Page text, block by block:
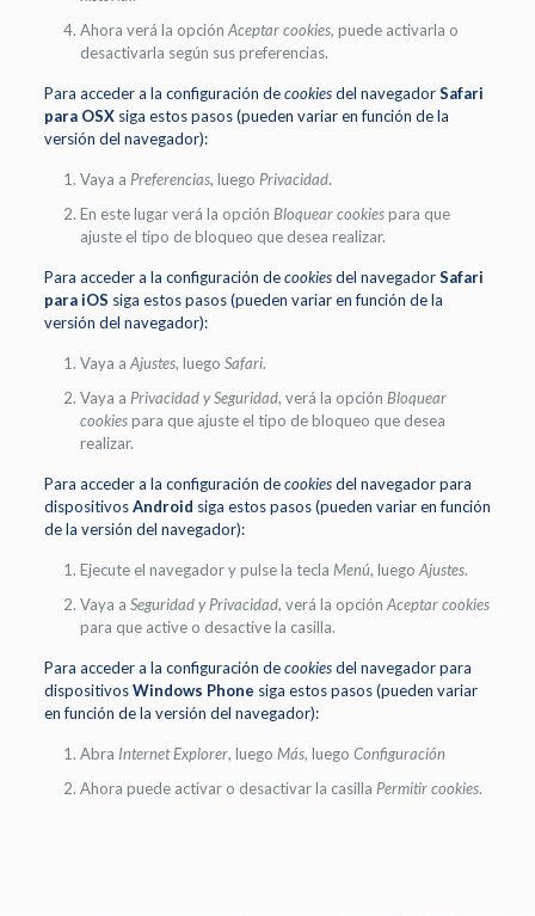
Ahora verá la opción Aceptar cookies, puede activarla o
desactivarla según sus preferencias.
Para acceder a la configuración decookiesdel navegadorSafari
para OSXsiga estos pasos (pueden variar en función de la
versión del navegador):
Vaya a Preferencias, luego Privacidad.
En este lugar verá la opción Bloquear cookiespara que
ajuste el tipo de bloqueo que desea realizar.
Para acceder a la configuración decookiesdel navegadorSafari
para iOS siga estos pasos (pueden variar en función de la
versión del navegador):
Vaya a Ajustes, luego Safari.
Vaya a Privacidad y Seguridad, verá la opción Bloquear
cookiespara que ajuste el tipo de bloqueo que desea
realizar.
Para acceder a la configuración decookiesdel navegador para
dispositivosAndroid siga estos pasos (pueden variar en función
de la versión del navegador):
Ejecute el navegador y pulse la tecla Menú, luego Ajustes.
Vaya a Seguridad y Privacidad, verá la opción Aceptar cookies
para que active o desactive la casilla.
Para acceder a la configuración decookiesdel navegador para
dispositivosWindows Phone siga estos pasos (pueden variar
en función de la versión del navegador):
Abra Internet Explorer, luego Más, luego Configuración
Ahora puede activar o desactivar la casilla Permitir cookies.